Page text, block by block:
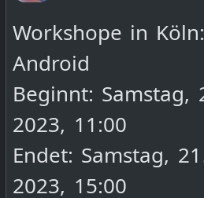
Workshope in
Android
Beginnt: Samstag,
2023, 11:00
Endet: Samstag,
2023, 15:00